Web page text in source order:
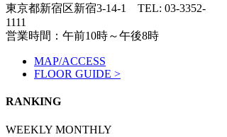
東京都新宿区新宿3-14-1 TEL: 03-3352-
1111
営業時間：午前10時～午後8時
MAP/ACCESS
FLOOR GUIDE >
RANKING
WEEKLY MONTHLY